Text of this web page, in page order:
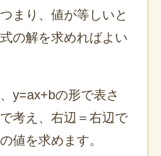
まり、値が等しいと
の解を求めればよい
y=ax+bの形で表さ
考え、右辺＝右辺で
値を求めます。